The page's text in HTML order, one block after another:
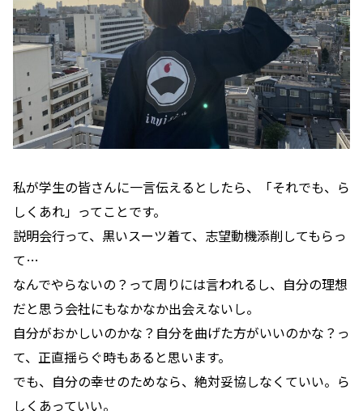
私が学生の皆さんに一言伝えるとしたら、「それでも、ら
しくあれ」ってことです。
説明会行って、黒いスーツ着て、志望動機添削してもらっ
て…
なんでやらないの？って周りには言われるし、自分の理想
だと思う会社にもなかなか出会えないし。
自分がおかしいのかな？自分を曲げた方がいいのかな？っ
て、正直揺らぐ時もあると思います。
でも、自分の幸せのためなら、絶対妥協しなくていい。ら
しくあっていい。